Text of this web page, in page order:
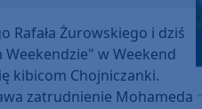
Rafała Żurowskiego i dziś
w Weekend
kibicom Chojniczanki.
zatrudnienie Mohameda